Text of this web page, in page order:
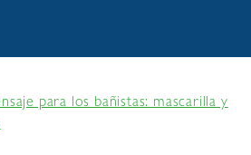
para los bañistas: mascarilla y